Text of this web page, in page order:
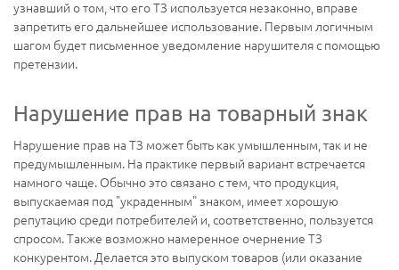
узнавший о том, что его ТЗ используется незаконно, вправе
запретить его дальнейшее использование. Первым логичным
шагом будет письменное уведомление нарушителя с помощью
претензии.
Нарушение прав на товарный знак
Нарушение прав на ТЗ может быть как умышленным, так и не
предумышленным. На практике первый вариант встречается
намного чаще. Обычно это связано с тем, что продукция,
выпускаемая под "украденным" знаком, имеет хорошую
репутацию среди потребителей и, соответственно, пользуется
спросом. Также возможно намеренное очернение ТЗ
конкурентом. Делается это выпуском товаров (или оказание